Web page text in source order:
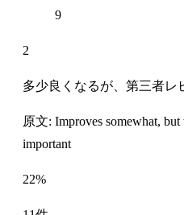
9
2
多少良くなるが、第三者レ
原文: Improves somewhat,
important
22%